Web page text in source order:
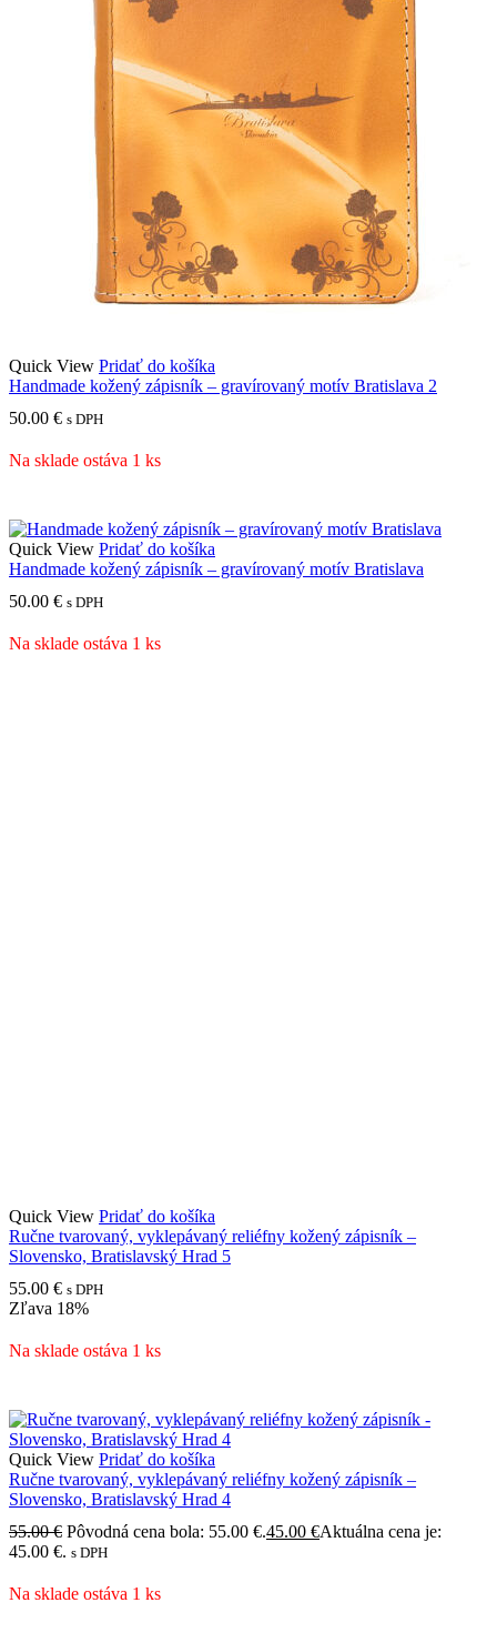
Quick View Pridať do košíka
Handmade kožený zápisník – gravírovaný motív Bratislava 2
50.00 € s DPH
Na sklade ostáva 1 ks
Quick View Pridať do košíka
Handmade kožený zápisník – gravírovaný motív Bratislava
50.00 € s DPH
Na sklade ostáva 1 ks
Quick View Pridať do košíka
Ručne tvarovaný, vyklepávaný reliéfny kožený zápisník –
Slovensko, Bratislavský Hrad 5
55.00 € s DPH
Zľava 18%
Na sklade ostáva 1 ks
Quick View Pridať do košíka
Ručne tvarovaný, vyklepávaný reliéfny kožený zápisník –
Slovensko, Bratislavský Hrad 4
55.00€ Pôvodná cena bola: 55.00 €.45.00 €Aktuálna cena je:
45.00 €. s DPH
Na sklade ostáva 1 ks